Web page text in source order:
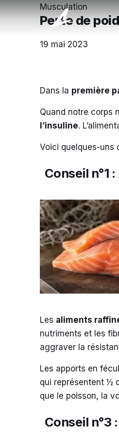
Musculation
Perte de
19 mai 2023
Dans la première
Quand notre corps
l’insuline.
Voici quelques-uns
Conseil n°1
Les aliments
nutriments et les
aggraver la
Les apports en
qui représentent ½
que le poisson, la
Conseil n°3